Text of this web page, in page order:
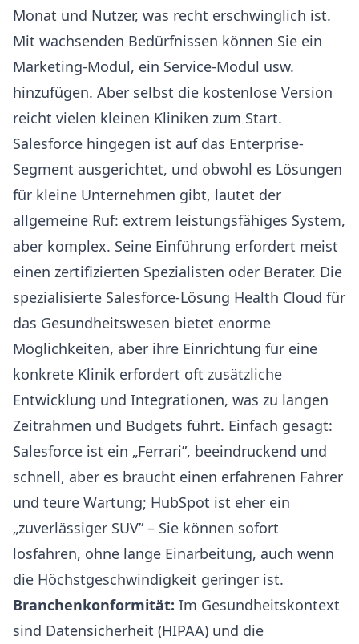
Monat und Nutzer, was recht erschwinglich ist.
Mit wachsenden Bedürfnissen können Sie ein
Marketing-Modul, ein Service-Modul usw.
hinzufügen. Aber selbst die kostenlose Version
reicht vielen kleinen Kliniken zum Start.
Salesforce hingegen ist auf das Enterprise-
Segment ausgerichtet, und obwohl es Lösungen
für kleine Unternehmen gibt, lautet der
allgemeine Ruf: extrem leistungsfähiges System,
aber komplex. Seine Einführung erfordert meist
einen zertifizierten Spezialisten oder Berater. Die
spezialisierte Salesforce-Lösung Health Cloud für
das Gesundheitswesen bietet enorme
Möglichkeiten, aber ihre Einrichtung für eine
konkrete Klinik erfordert oft zusätzliche
Entwicklung und Integrationen, was zu langen
Zeitrahmen und Budgets führt. Einfach gesagt:
Salesforce ist ein „Ferrari”, beeindruckend und
schnell, aber es braucht einen erfahrenen Fahrer
und teure Wartung; HubSpot ist eher ein
„zuverlässiger SUV” – Sie können sofort
losfahren, ohne lange Einarbeitung, auch wenn
die Höchstgeschwindigkeit geringer ist.
Branchenkonformität: Im Gesundheitskontext
sind Datensicherheit (HIPAA) und die